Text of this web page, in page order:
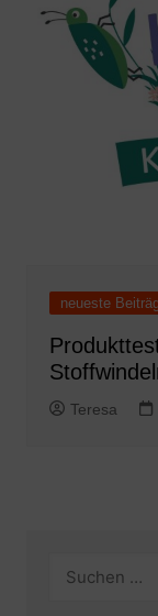
neueste
Teresa